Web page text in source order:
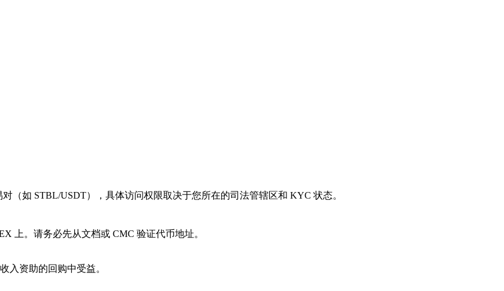
（如 STBL/USDT），具体访问权限取决于您所在的司法管辖区和 KYC 状态。
上。请务必先从文档或 CMC 验证代币地址。
入资助的回购中受益。